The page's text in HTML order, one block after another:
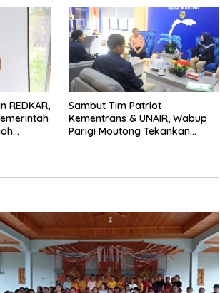
REDKAR,
Sambut Tim Patriot
Kementrans & UNAIR, Wabup
Parigi Moutong Tekankan